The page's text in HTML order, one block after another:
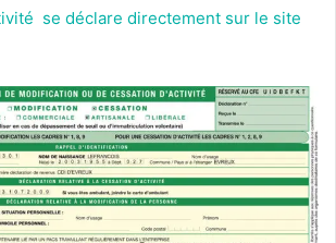
se déclare directement sur le site